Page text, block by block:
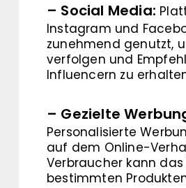
– Social Media:
Instagram und
zunehmend genutzt,
verfolgen und
Influencern zu
– Gezielte
Personalisierte
auf dem Online-
Verbraucher kann
bestimmten